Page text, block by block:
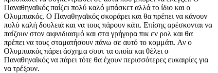
Παναθηναϊκός παίζει πολύ καλό μπάσκετ αλλά το ίδιο και ο
Ολυμπιακός. Ο Παναθηναϊκός σκοράρει και θα πρέπει να κάνουν
πολύ καλή δουλειά και να τους πάρουν κάτι. Επίσης αρέσκονται να
παίζουν στον αιφνιδιασμό και στα γρήγορα πικ εν ρολ και θα
πρέπει να τους σταματήσουν πάνω σε αυτό το κομμάτι. Αν ο
Ολυμπιακός πάρει άσχημα σουτ τα οποία και θέλει ο
Παναθηναϊκός να πάρει τότε θα έχουν περισσότερες ευκαιρίες για
να τρέξουν.